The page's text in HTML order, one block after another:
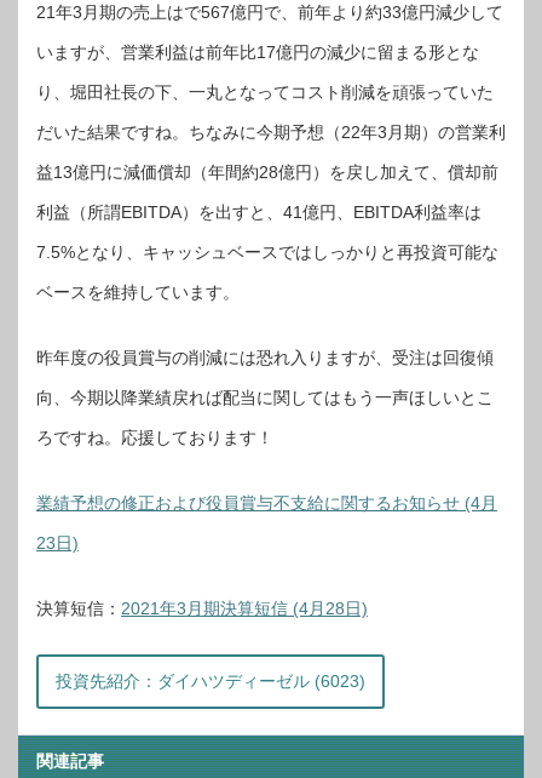
21年3月期の売上はで567億円で、前年より約33億円減少して
いますが、営業利益は前年比17億円の減少に留まる形とな
り、堀田社長の下、一丸となってコスト削減を頑張っていた
だいた結果ですね。ちなみに今期予想（22年3月期）の営業利
益13億円に減価償却（年間約28億円）を戻し加えて、償却前
利益（所謂EBITDA）を出すと、41億円、EBITDA利益率は
7.5%となり、キャッシュベースではしっかりと再投資可能な
ベースを維持しています。
昨年度の役員賞与の削減には恐れ入りますが、受注は回復傾
向、今期以降業績戻れば配当に関してはもう一声ほしいとこ
ろですね。応援しております！
業績予想の修正および役員賞与不支給に関するお知らせ (4月
23日)
決算短信： 2021年3月期決算短信 (4月28日)
投資先紹介：ダイハツディーゼル (6023)
関連記事